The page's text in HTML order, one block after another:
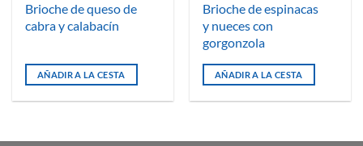
Brioche de queso de
cabra y calabacín
AÑADIR A LA CESTA
Brioche de espinacas
y nueces con
gorgonzola
AÑADIR A LA CESTA